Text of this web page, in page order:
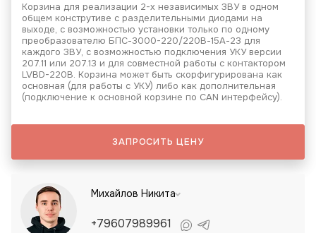
Корзина для реализации 2-х независимых ЗВУ в одном
общем конструтиве с разделительными диодами на
выходе, с возможностью установки только по одному
преобразователю БПС-3000-220/220В-15А-23 для
каждого ЗВУ, с возможностью подключения УКУ версии
207.11 или 207.13 и для совместной работы с контактором
LVBD-220В. Корзина может быть скорфигурирована как
основная (для работы с УКУ) либо как дополнительная
(подключение к основной корзине по CAN интерфейсу).
ЗАПРОСИТЬ ЦЕНУ
Михайлов Никита
+79607989961